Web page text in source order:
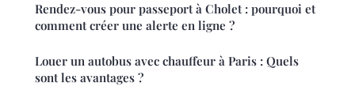
Rendez-vous pour passeport à Cholet : pourquoi et
comment créer une alerte en ligne ?
Louer un autobus avec chauffeur à Paris : Quels
sont les avantages ?